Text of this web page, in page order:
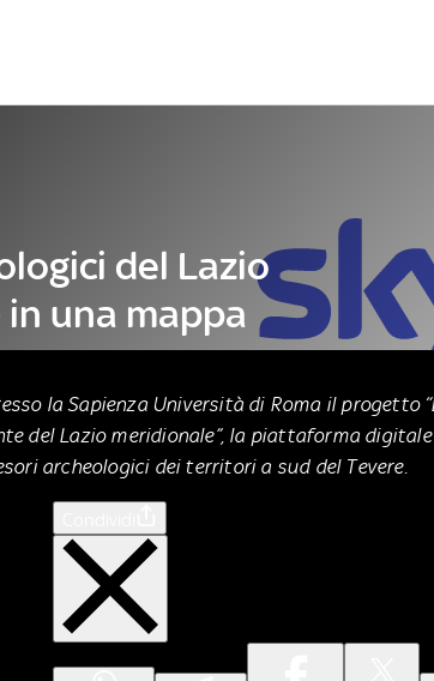
del Lazio
una mappa
la Sapienza Università di Roma il progetto “
del Lazio meridionale”, la piattaforma digitale
archeologici dei territori a sud del Tevere.